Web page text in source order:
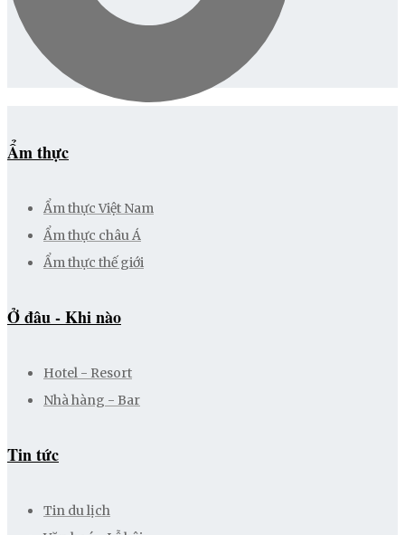
Ẩm thực
Ẩm thực Việt Nam
Ẩm thực châu Á
Ẩm thực thế giới
Ở đâu - Khi nào
Hotel - Resort
Nhà hàng - Bar
Tin tức
Tin du lịch